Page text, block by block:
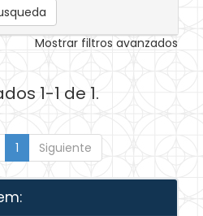
Mostrar filtros avanzados
1-1 de 1.
1 Siguiente